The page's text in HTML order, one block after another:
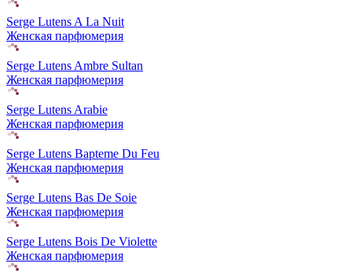
Serge Lutens A La Nuit
Женская парфюмерия
Serge Lutens Ambre Sultan
Женская парфюмерия
Serge Lutens Arabie
Женская парфюмерия
Serge Lutens Bapteme Du Feu
Женская парфюмерия
Serge Lutens Bas De Soie
Женская парфюмерия
Serge Lutens Bois De Violette
Женская парфюмерия